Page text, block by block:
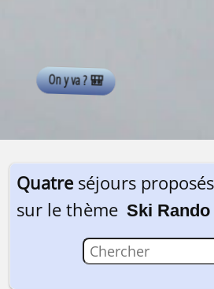
Quatre séjours
sur le thème Ski